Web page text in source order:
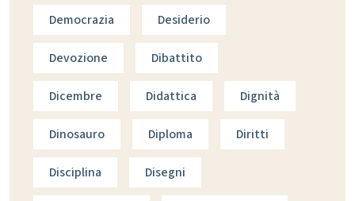
Democrazia Desiderio
Devozione Dibattito
Dicembre Didattica Dignità
Dinosauro Diploma Diritti
Disciplina Disegni